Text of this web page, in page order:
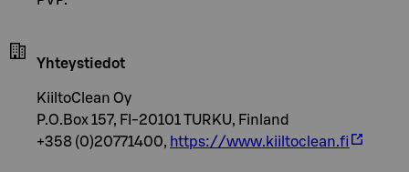
Yhteystiedot
KiiltoClean Oy
P.O.Box 157, FI-20101 TURKU, Finland
+358 (0)20771400, https://www.kiiltoclean.fi